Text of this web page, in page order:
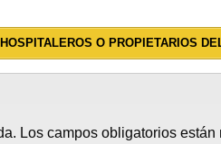
O PROPIETARIOS
Los campos obligatorios están